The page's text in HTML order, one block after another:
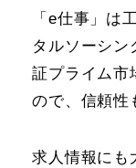
「e仕事」は
タルソーシン
証プライム市
ので、信頼性
求人情報にも